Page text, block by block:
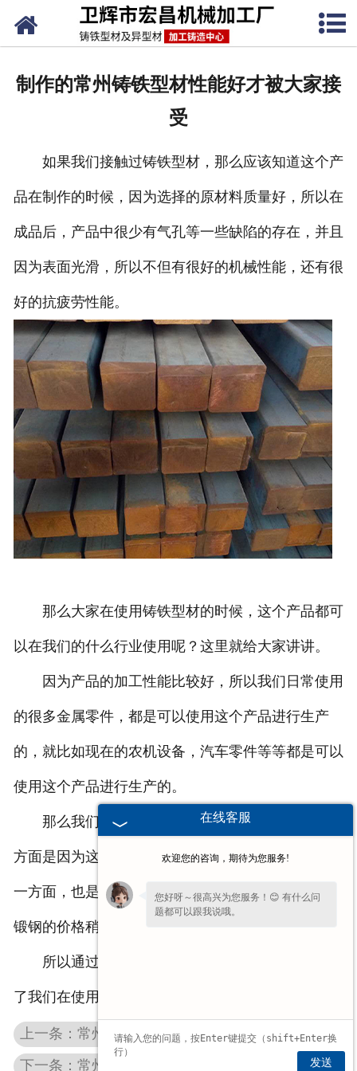
网站首页
生产设备
联系我们
制作的常州铸铁型材性能好才被大家接
受
如果我们接触过铸铁型材，那么应该知道这个产
品在制作的时候，因为选择的原材料质量好，所以在
成品后，产品中很少有气孔等一些缺陷的存在，并且
因为表面光滑，所以不但有很好的机械性能，还有很
好的抗疲劳性能。
那么大家在使用铸铁型材的时候，这个产品都可
以在我们的什么行业使用呢？这里就给大家讲讲。
因为产品的加工性能比较好，所以我们日常使用
的很多金属零件，都是可以使用这个产品进行生产
的，就比如现在的农机设备，汽车零件等等都是可以
使用这个产品进行生产的。
那么我们在使用的时候，之所以用铸铁型材，一
方面是因为这个产品在使用的时候，机械性能好，另
一方面，也是因为这个产品在使用的时候，是比一些
锻钢的价格稍便宜一些的。
所以通过对铸铁型材的讲解，相信大家应该知道
了我们在使用这个产品来加工产品的原因。
上一条：常州球铁棒体现了自身的什么价值呢
下一条：常州灰铁棒有污垢你是怎么处理的
在线客服
欢迎您的咨询，期待为您服务!
您好呀～很高兴为您服务！😊 有什么问
题都可以跟我说哦。
发送